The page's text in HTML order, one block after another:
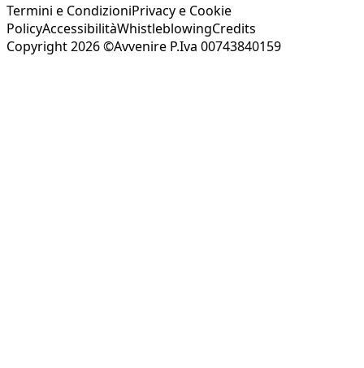
Termini e CondizioniPrivacy e Cookie
PolicyAccessibilitàWhistleblowingCredits
Copyright 2026 ©Avvenire P.Iva 00743840159